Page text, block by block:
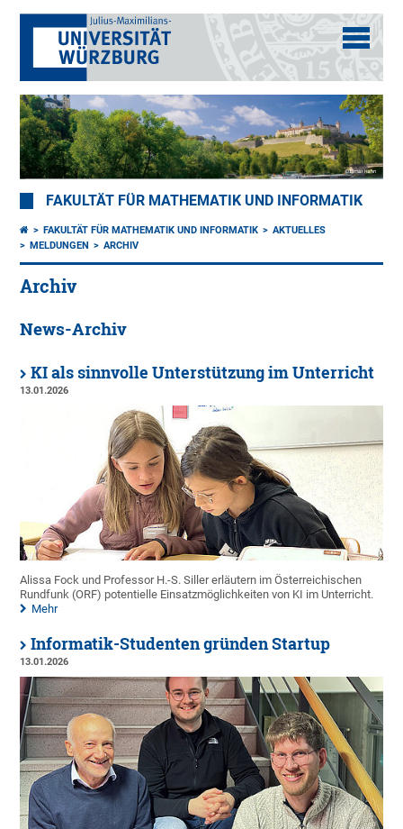
FAKULTÄT FÜR MATHEMATIK UND INFORMATIK
FAKULTÄT FÜR MATHEMATIK UND INFORMATIK
AKTUELLES
MELDUNGEN
ARCHIV
Archiv
News-Archiv
KI als sinnvolle Unterstützung im Unterricht
13.01.2026
Alissa Fock und Professor H.-S. Siller erläutern im Österreichischen
Rundfunk (ORF) potentielle Einsatzmöglichkeiten von KI im Unterricht.
Mehr
Informatik-Studenten gründen Startup
13.01.2026